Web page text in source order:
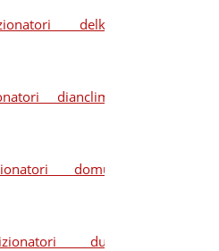
delkin
dianclima
domus
dual